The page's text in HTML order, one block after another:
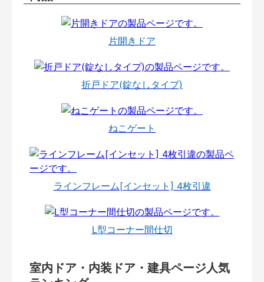
片開きドア
折戸ドア(錠なしタイプ)
ねこゲート
ラインフレーム[インセット] 4枚引違
L型コーナー間仕切
室内ドア・内装ドア・建具ページ人気